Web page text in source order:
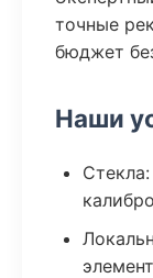
точные
бюджет
Наши